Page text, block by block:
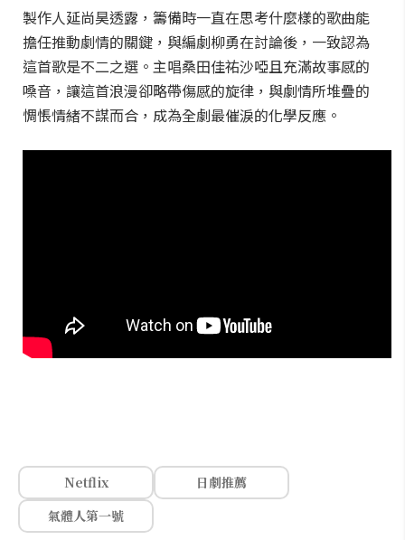
製作人延尚昊透露，籌備時一直在思考什麼樣的歌曲能
擔任推動劇情的關鍵，與編劇柳勇在討論後，一致認為
這首歌是不二之選。主唱桑田佳祐沙啞且充滿故事感的
嗓音，讓這首浪漫卻略帶傷感的旋律，與劇情所堆疊的
惆悵情緒不謀而合，成為全劇最催淚的化學反應。
Netflix
日劇推薦
氣體人第一號